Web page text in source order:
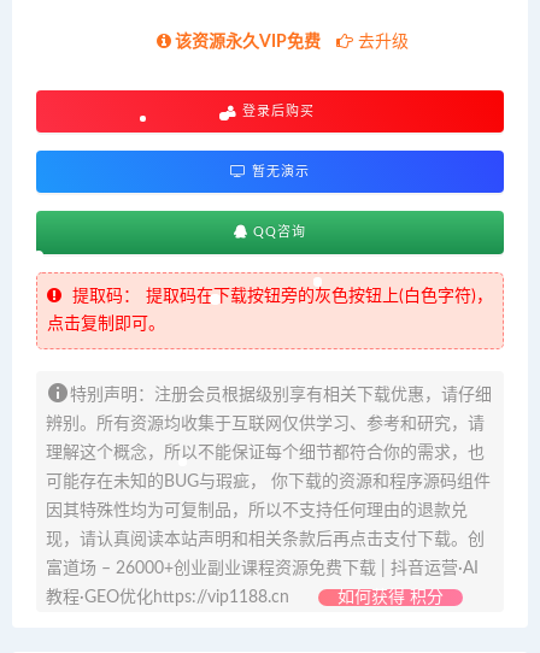
该资源永久VIP免费 去升级
登录后购买
暂无演示
QQ咨询
提取码：
提取码在下载按钮旁的灰色按钮上(白色字符)，
点击复制即可。
特别声明：注册会员根据级别享有相关下载优惠，请仔细
辨别。所有资源均收集于互联网仅供学习、参考和研究，请
理解这个概念，所以不能保证每个细节都符合你的需求，也
可能存在未知的BUG与瑕疵， 你下载的资源和程序源码组件
因其特殊性均为可复制品，所以不支持任何理由的退款兑
现，请认真阅读本站声明和相关条款后再点击支付下载。创
富道场 – 26000+创业副业课程资源免费下载 | 抖音运营·AI
教程·GEO优化https://vip1188.cn
如何获得 积分